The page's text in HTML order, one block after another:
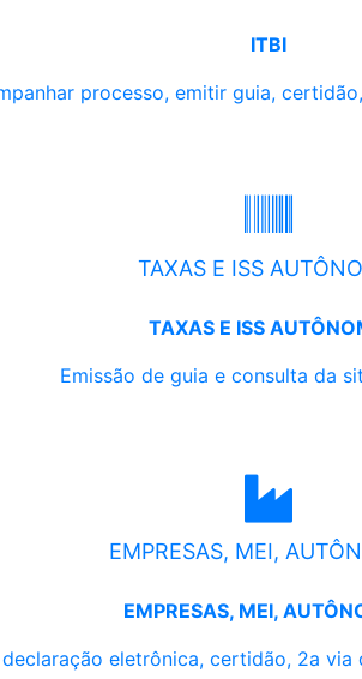
ITBI
processo, emitir guia,
TAXAS E ISS
TAXAS E ISS
Emissão de guia e consulta da
EMPRESAS, MEI,
EMPRESAS, MEI,
eletrônica, certidão, 2a via